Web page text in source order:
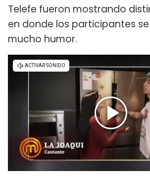
Telefe fueron mostrando
en donde los participantes
mucho humor.